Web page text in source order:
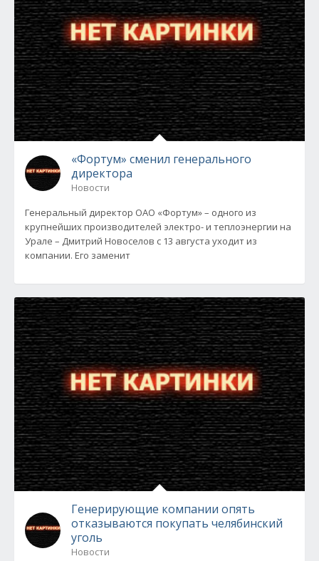
«Фортум» сменил генерального
директора
Новости
Генеральный директор ОАО «Фортум» – одного из
крупнейших производителей электро- и теплоэнергии на
Урале – Дмитрий Новоселов с 13 августа уходит из
компании. Его заменит
Генерирующие компании опять
отказываются покупать челябинский
уголь
Новости